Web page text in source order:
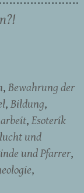
Bewahrung der
Bildung
Esoterik
und
und Pfarrer